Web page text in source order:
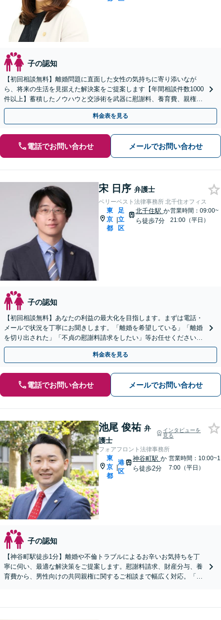
子の認知
【初回相談無料】離婚問題に直面した女性の気持ちに寄り添いなが
ら、将来の生活を見据えた解決案をご提案します【年間相談件数1000
件以上】蓄積したノウハウと交渉術を武器に慰謝料、養育費、親権な
どの獲得を目指します【夜間・休日面談可】
料金表を見る
電話でお問い合わせ メールでお問い合わせ
宋 日序 弁護士
ベリーベスト法律事務所 北千住オフィス
東
京
都
|
足
立
区
北千住駅 か
ら徒歩7分
営業時間：09:00~
21:00（平日）
子の認知
【初回相談無料】あなたの利益の最大化を目指します。まずは電話・
メールで状況を丁寧にお聞きします。「離婚を希望している」「離婚
を切り出された」「不貞の慰謝料請求をしたい」等お任せください。
【リーズナブルな料金設定】
料金表を見る
電話でお問い合わせ メールでお問い合わせ
池尾 俊祐 弁
護士
インタビューを
見る
フォアフロント法律事務所
東
京
都
|
港
区
神谷町駅 か
ら徒歩2分
営業時間：10:00~1
7:00（平日）
子の認知
【神谷町駅徒歩1分】離婚や不倫トラブルによるお辛いお気持ちを丁
寧に伺い、最適な解決策をご提案します。慰謝料請求、財産分与、養
育費から、男性向けの共同親権に関するご相談まで幅広く対応。「と